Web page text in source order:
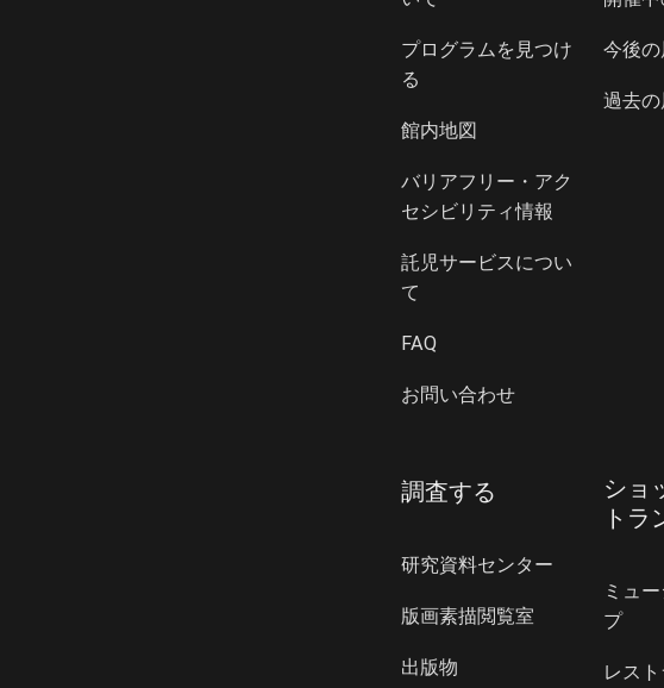
プログラムを見つけ
る
館内地図
バリアフリー・アク
セシビリティ情報
託児サービスについ
て
FAQ
お問い合わせ
今後
過去
調査する
研究資料センター
版画素描閲覧室
出版物
ショ
トラ
ミュ
プ
レス